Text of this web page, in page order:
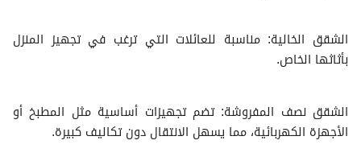
الشقق الخالية: مناسبة للعائلات التي ترغب في تجهيز المنزل
بأثاثها الخاص.
الشقق نصف المفروشة: تضم تجهيزات أساسية مثل المطبخ أو
الأجهزة الكهربائية، مما يسهل الانتقال دون تكاليف كبيرة.